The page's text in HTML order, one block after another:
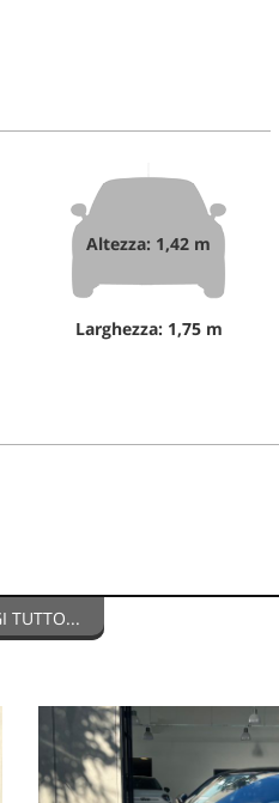
Altezza: 1,42 m
Larghezza: 1,75 m
DA UN NEOPATENTATO,
TUTTO...